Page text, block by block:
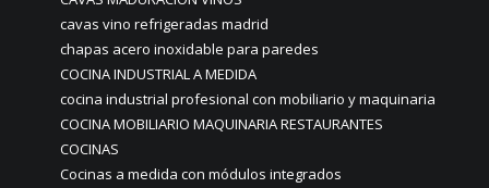
cavas vino refrigeradas madrid
chapas acero inoxidable para paredes
COCINA INDUSTRIAL A MEDIDA
cocina industrial profesional con mobiliario y maquinaria
COCINA MOBILIARIO MAQUINARIA RESTAURANTES
COCINAS
Cocinas a medida con módulos integrados